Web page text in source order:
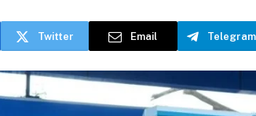
Twitter Email Telegram